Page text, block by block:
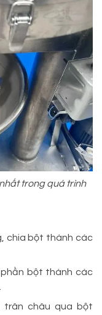
trong quá trình
chia bột thành các
bột thành các
trân châu qua bột